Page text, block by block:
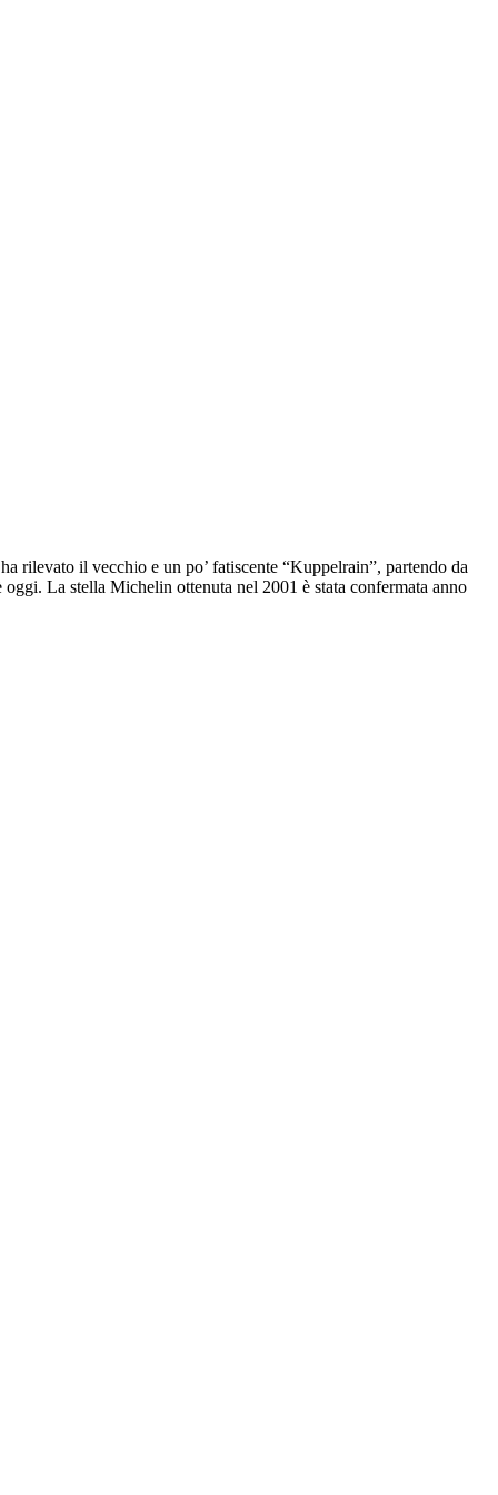
rilevato il vecchio e un po’ fatiscente “Kuppelrain”, partendo da
La stella Michelin ottenuta nel 2001 è stata confermata anno